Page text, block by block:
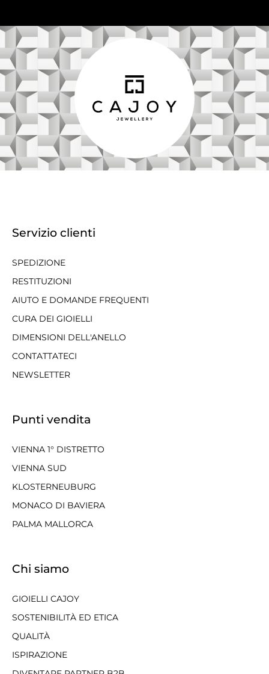
Servizio clienti
SPEDIZIONE
RESTITUZIONI
AIUTO E DOMANDE FREQUENTI
CURA DEI GIOIELLI
DIMENSIONI DELL'ANELLO
CONTATTATECI
NEWSLETTER
Punti vendita
VIENNA 1° DISTRETTO
VIENNA SUD
KLOSTERNEUBURG
MONACO DI BAVIERA
PALMA MALLORCA
Chi siamo
GIOIELLI CAJOY
SOSTENIBILITÀ ED ETICA
QUALITÀ
ISPIRAZIONE